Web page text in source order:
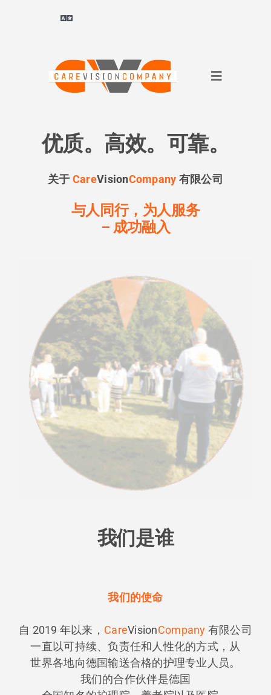
切
航
泰语)
法语
切
质量认证标志合规性
联系方式
优质。高效。可靠。
关于 CareVisionCompany 有限公司
与人同行， 为人服务
– 成功融入
我们是谁
我们的使命
自 2019 年以来， CareVisionCompany 有限公司
一直以可持续、负责任和人性化的方式，从
世界各地向德国输送合格的护理专业人员。
我们的合作伙伴是德国